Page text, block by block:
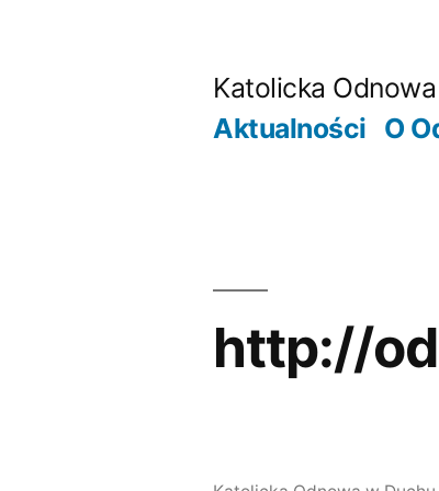
Katolicka
Aktualności O
http://